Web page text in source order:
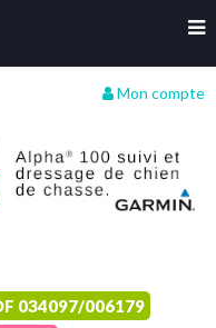
Mon compte
034097/006179